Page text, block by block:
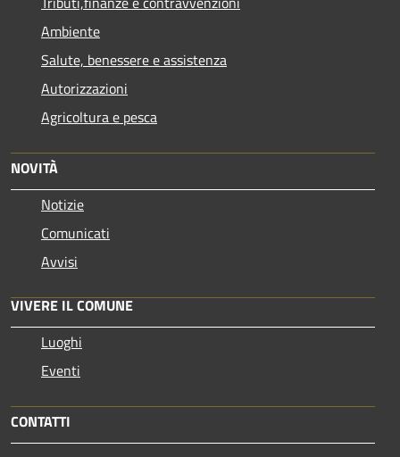
Ambiente
Salute, benessere e assistenza
Autorizzazioni
Agricoltura e pesca
NOVITÀ
Notizie
Comunicati
Avvisi
VIVERE IL COMUNE
Luoghi
Eventi
CONTATTI